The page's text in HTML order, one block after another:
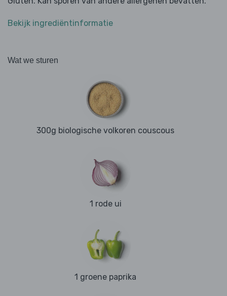
Bekijk ingrediëntinformatie
Wat we sturen
300g biologische volkoren couscous
1 rode ui
1 groene paprika